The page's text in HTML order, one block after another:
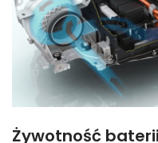
Żywotność